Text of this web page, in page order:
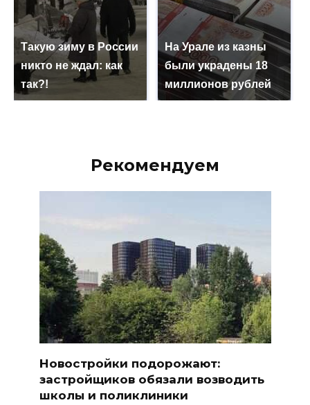
Такую зиму в России
никто не ждал: как
так?!
На Урале из казны
были украдены 18
миллионов рублей
Рекомендуем
Новостройки подорожают:
застройщиков обязали возводить
школы и поликлиники